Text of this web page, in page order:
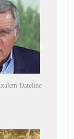
Dateline